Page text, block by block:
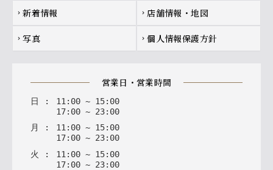
chevron_right 新着情報 chevron_right 店舗情報・地図
chevron_right 写真 chevron_right 個人情報保護方針
営業日・営業時間
日 : 11: 00 ~ 15: 00
17: 00 ~ 23: 00
月
: 11: 00 ~ 15: 00
17: 00 ~ 23: 00
火
: 11 : 00 ~ 15: 00
17: 00 ~ 23: 00